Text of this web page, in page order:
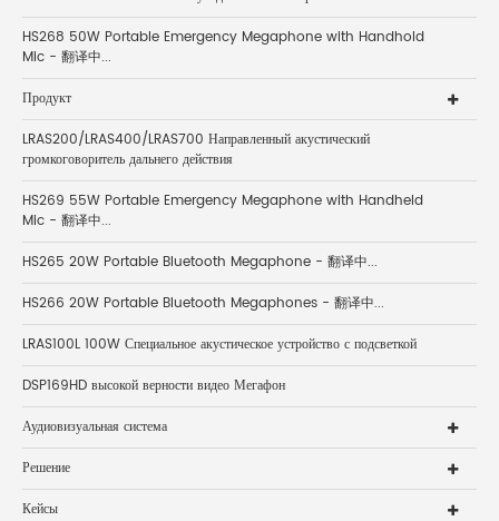
HS268 50W Portable Emergency Megaphone with Handhold
Mic - 翻译中...
Продукт
LRAS200/LRAS400/LRAS700 Направленный акустический
громкоговоритель дальнего действия
HS269 55W Portable Emergency Megaphone with Handheld
Mic - 翻译中...
HS265 20W Portable Bluetooth Megaphone - 翻译中...
HS266 20W Portable Bluetooth Megaphones - 翻译中...
LRAS100L 100W Специальное акустическое устройство с подсветкой
DSP169HD высокой верности видео Мегафон
Аудиовизуальная система
Решение
Кейсы